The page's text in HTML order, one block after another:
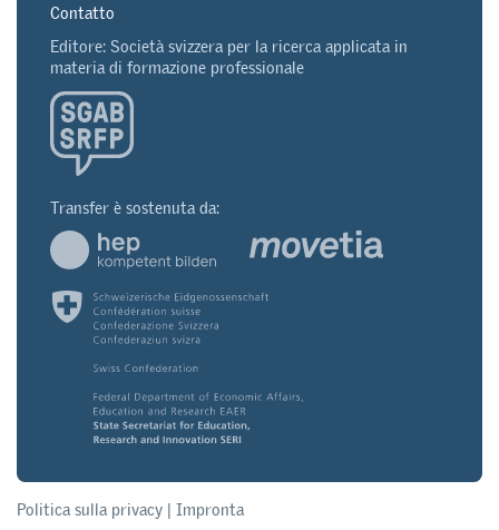
Contatto
Editore: Società svizzera per la ricerca applicata in
materia di formazione professionale
Transfer è sostenuta da:
Politica sulla privacy | Impronta